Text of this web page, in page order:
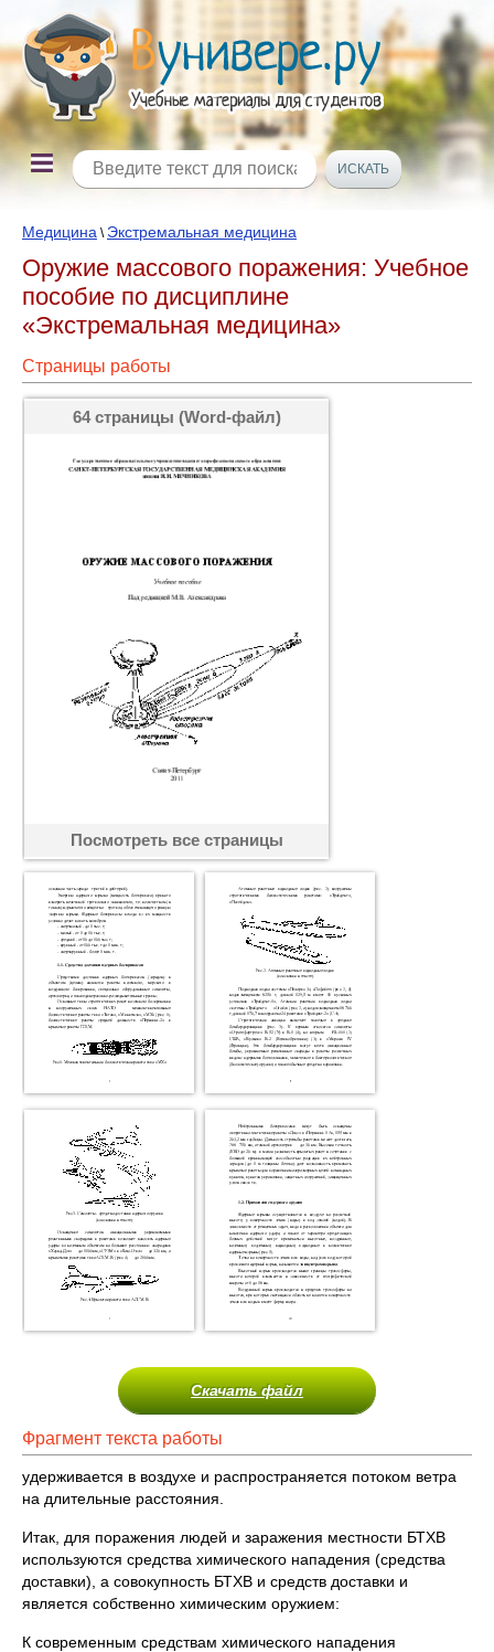
Медицина \ Экстремальная медицина
Оружие массового поражения: Учебное
пособие по дисциплине
«Экстремальная медицина»
Страницы работы
64 страницы (Word-файл)
Посмотреть все страницы
Скачать файл
Фрагмент текста работы
удерживается в воздухе и распространяется потоком ветра
на длительные расстояния.
Итак, для поражения людей и заражения местности БТХВ
используются средства химического нападения (средства
доставки), а совокупность БТХВ и средств доставки и
является собственно химическим оружием:
К современным средствам химического нападения